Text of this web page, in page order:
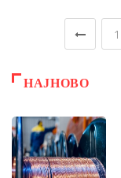
1
НАЈНОВО